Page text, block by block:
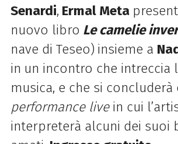
Senardi, Ermal Meta
nuovo libro Le camelie
nave di Teseo) insieme a
in un incontro che intreccia
musica, e che si concluderà
performance livein cui
interpreterà alcuni dei suoi